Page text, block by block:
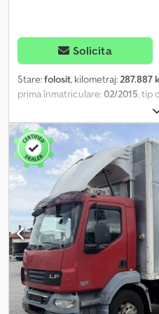
Solicita
Stare:folosit, kilometraj:287.887
prima înmatriculare:02/2015, tip
, configurație ax:
angrenaj:mecanic, clasă de
macara, încălzitor staționar,
găsi întregul nostru stoc de
informații în mai multe limbi. SEL
PK8501A înmatriculare germană
05.02.2015 287.887 km Euro 6A
(kg): 12.000 Greutate totală
(kg): 7.375 VIN:
cc Putere: 180 kW / 250 CP
ANVELOPE ȘI AXE: Anvelope:
Suspensie pneumatică pe
Ampatament (mm): aprox. 5.000
REZERVOR: 1 rezervor CABINĂ: